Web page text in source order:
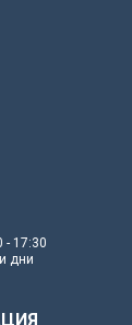
- 17:30
дни